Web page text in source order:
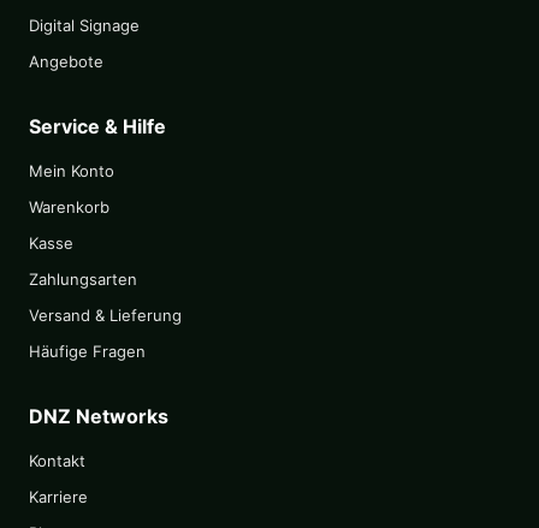
Digital Signage
Angebote
Service & Hilfe
Mein Konto
Warenkorb
Kasse
Zahlungsarten
Versand & Lieferung
Häufige Fragen
DNZ Networks
Kontakt
Karriere